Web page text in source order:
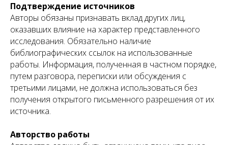
Подтверждение источников
Авторы обязаны признавать вклад других лиц,
оказавших влияние на характер представленного
исследования. Обязательно наличие
библиографических ссылок на использованные
работы. Информация, полученная в частном порядке,
путем разговора, переписки или обсуждения с
третьими лицами, не должна использоваться без
получения открытого письменного разрешения от их
источника.
Авторство работы